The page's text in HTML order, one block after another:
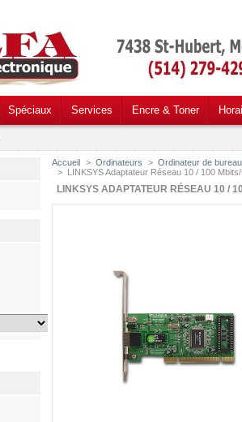
Spéciaux Services Encre & Toner
Accueil > Ordinateurs > Ordinateur de bureau
>
LINKSYS Adaptateur Réseau 10 / 100
LINKSYS ADAPTATEUR RÉSEAU 10 /